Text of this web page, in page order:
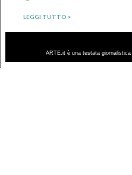
LEGGI TUTTO >
ARTE.it è una testata